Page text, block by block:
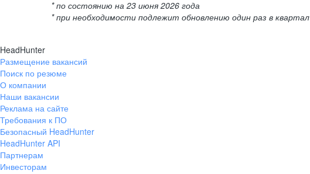
* по состоянию на 23 июня 2026 года
* при необходимости подлежит обновлению один раз в квартал
HeadHunter
Размещение вакансий
Поиск по резюме
О компании
Наши вакансии
Реклама на сайте
Требования к ПО
Безопасный HeadHunter
HeadHunter API
Партнерам
Инвесторам